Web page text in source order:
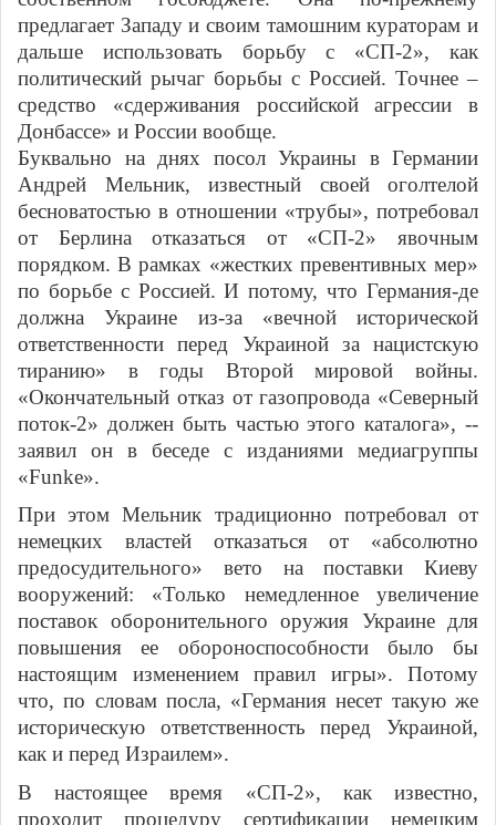
предлагает Западу и своим тамошним кураторам и
дальше использовать борьбу с «СП-2», как
политический рычаг борьбы с Россией. Точнее –
средство «сдерживания российской агрессии в
Донбассе» и России вообще.
Буквально на днях посол Украины в Германии
Андрей Мельник, известный своей оголтелой
бесноватостью в отношении «трубы», потребовал
от Берлина отказаться от «СП-2» явочным
порядком. В рамках «жестких превентивных мер»
по борьбе с Россией. И потому, что Германия-де
должна Украине из-за «вечной исторической
ответственности перед Украиной за нацистскую
тиранию» в годы Второй мировой войны.
«Окончательный отказ от газопровода «Северный
поток-2» должен быть частью этого каталога», --
заявил он в беседе с изданиями медиагруппы
«Funke».
При этом Мельник традиционно потребовал от
немецких властей отказаться от «абсолютно
предосудительного» вето на поставки Киеву
вооружений: «Только немедленное увеличение
поставок оборонительного оружия Украине для
повышения ее обороноспособности было бы
настоящим изменением правил игры». Потому
что, по словам посла, «Германия несет такую же
историческую ответственность перед Украиной,
как и перед Израилем».
В настоящее время «СП-2», как известно,
проходит процедуру сертификации немецким